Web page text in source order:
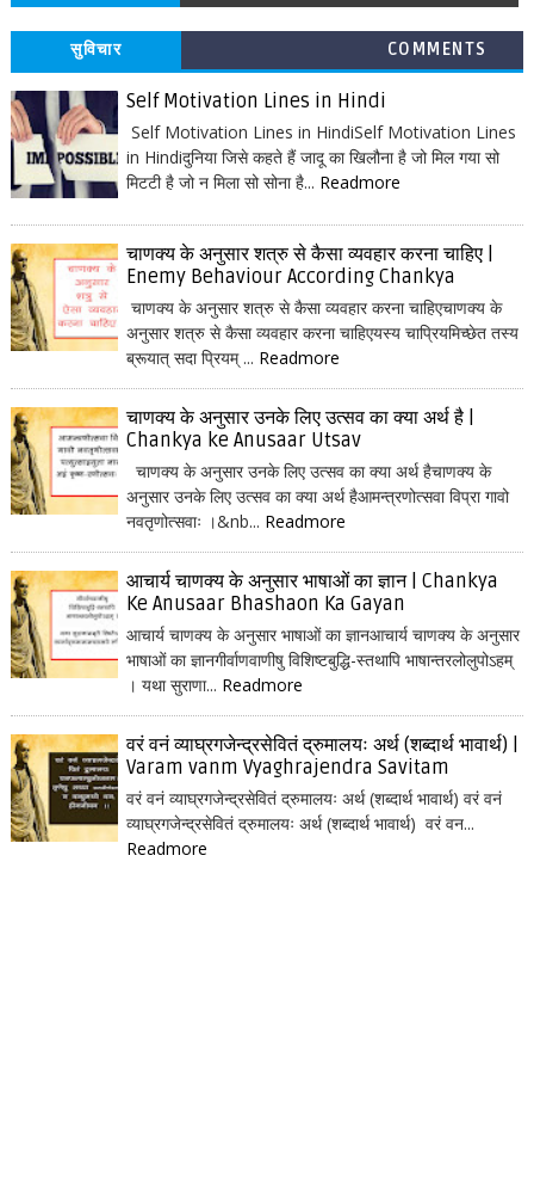
सुविचार COMMENTS
Self Motivation Lines in Hindi
Self Motivation Lines in HindiSelf Motivation Lines
in Hindiदुनिया जिसे कहते हैं जादू का खिलौना है जो मिल गया सो
मिटटी है जो न मिला सो सोना है... Readmore
चाणक्य के अनुसार शत्रु से कैसा व्यवहार करना चाहिए |
Enemy Behaviour According Chankya
चाणक्य के अनुसार शत्रु से कैसा व्यवहार करना चाहिएचाणक्य के
अनुसार शत्रु से कैसा व्यवहार करना चाहिएयस्य चाप्रियमिच्छेत तस्य
ब्रूयात् सदा प्रियम् ... Readmore
चाणक्य के अनुसार उनके लिए उत्सव का क्या अर्थ है |
Chankya ke Anusaar Utsav
चाणक्य के अनुसार उनके लिए उत्सव का क्या अर्थ हैचाणक्य के
अनुसार उनके लिए उत्सव का क्या अर्थ हैआमन्त्रणोत्सवा विप्रा गावो
नवतृणोत्सवाः ।&nb... Readmore
आचार्य चाणक्य के अनुसार भाषाओं का ज्ञान | Chankya
Ke Anusaar Bhashaon Ka Gayan
आचार्य चाणक्य के अनुसार भाषाओं का ज्ञानआचार्य चाणक्य के अनुसार
भाषाओं का ज्ञानगीर्वाणवाणीषु विशिष्टबुद्धि-स्तथापि भाषान्तरलोलुपोऽहम्
। यथा सुराणा... Readmore
वरं वनं व्याघ्रगजेन्द्रसेवितं द्रुमालयः अर्थ (शब्दार्थ भावार्थ) |
Varam vanm Vyaghrajendra Savitam
वरं वनं व्याघ्रगजेन्द्रसेवितं द्रुमालयः अर्थ (शब्दार्थ भावार्थ) वरं वनं
व्याघ्रगजेन्द्रसेवितं द्रुमालयः अर्थ (शब्दार्थ भावार्थ) वरं वन...
Readmore